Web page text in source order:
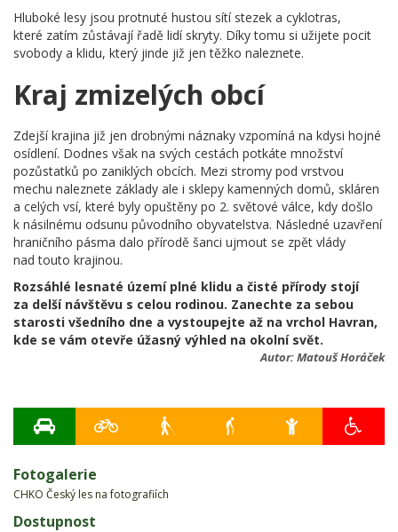
Hluboké lesy jsou protnuté hustou sítí stezek a cyklotras,
které zatím zůstávají řadě lidí skryty. Díky tomu si užijete pocit
svobody a klidu, který jinde již jen těžko naleznete.
Kraj zmizelých obcí
Zdejší krajina již jen drobnými náznaky vzpomíná na kdysi hojné
osídlení. Dodnes však na svých cestách potkáte množství
pozůstatků po zaniklých obcích. Mezi stromy pod vrstvou
mechu naleznete základy ale i sklepy kamenných domů, skláren
a celých vsí, které byly opuštěny po 2. světové válce, kdy došlo
k násilnému odsunu původního obyvatelstva. Následné uzavření
hraničního pásma dalo přírodě šanci ujmout se zpět vlády
nad touto krajinou.
Rozsáhlé lesnaté území plné klidu a čisté přírody stojí
za delší návštěvu s celou rodinou. Zanechte za sebou
starosti všedního dne a vystoupejte až na vrchol Havran,
kde se vám otevře úžasný výhled na okolní svět.
Autor:Matouš Horáček
Fotogalerie
CHKO Český les na fotografiích
Dostupnost